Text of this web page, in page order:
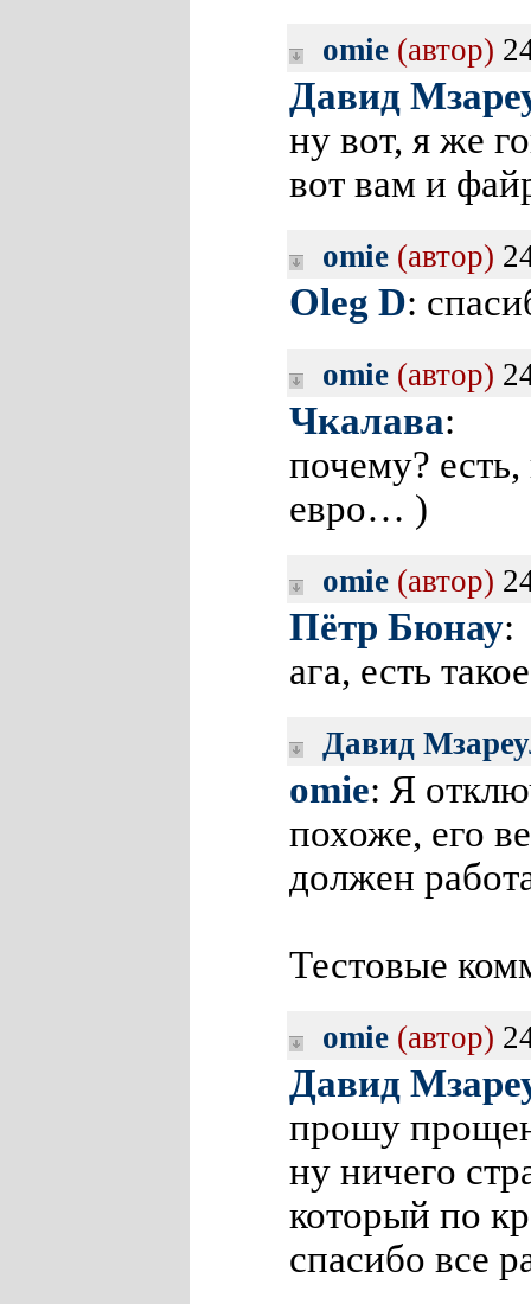
omie (автор)
Давид
ну вот, я же
вот вам и
omie (автор)
Oleg D:
omie (автор)
Чкалава:
почему?
евро… )
omie (автор)
Пётр Бюнау:
ага, есть
Давид
omie: Я
похоже, его
должен
Тестовые
omie (автор)
Давид
прошу
ну ничего
который по
спасибо все